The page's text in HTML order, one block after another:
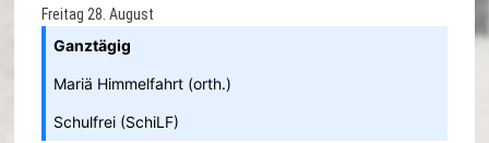
Freitag 28. August
Ganztägig
Mariä Himmelfahrt (orth.)
Schulfrei (SchiLF)